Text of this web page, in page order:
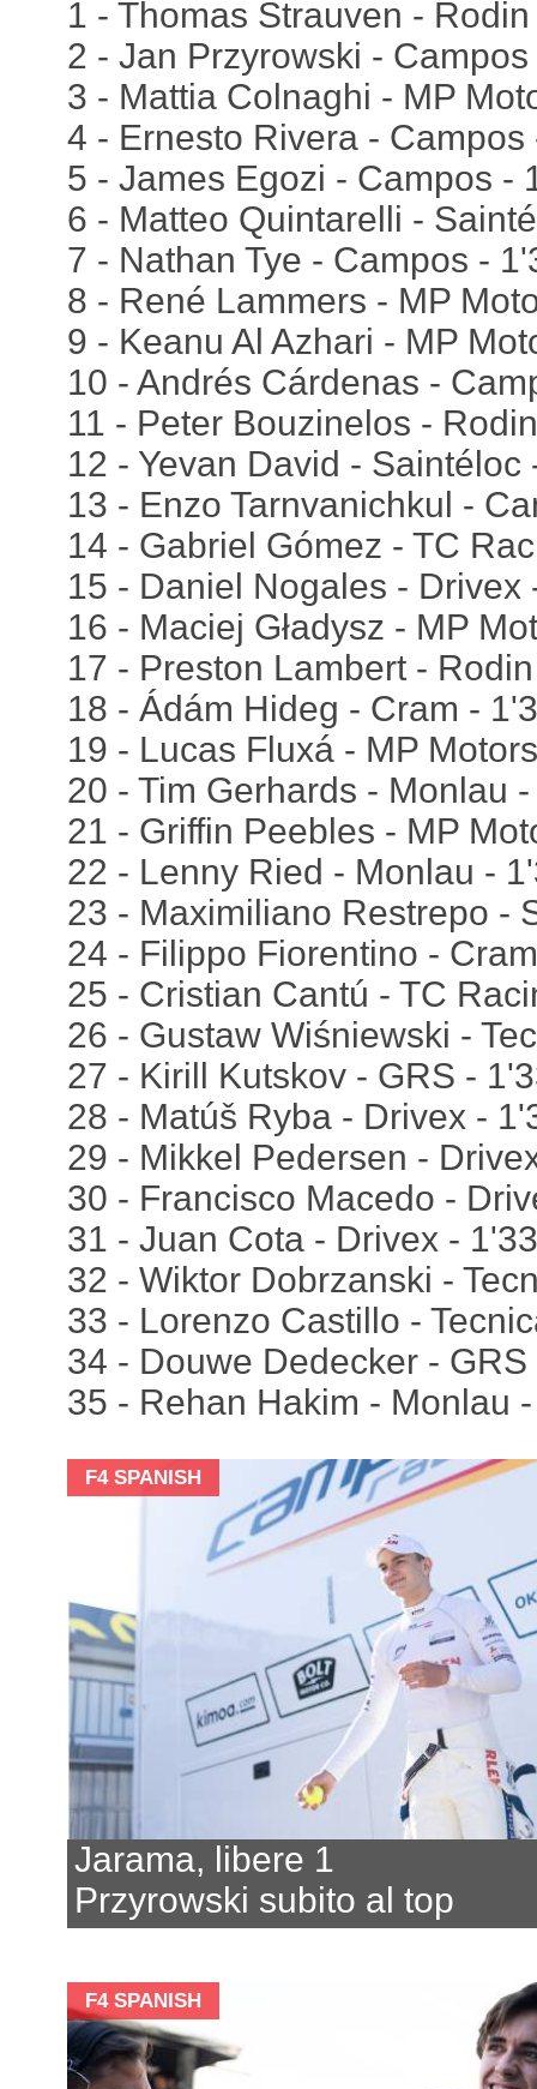
1 - Thomas Strauven -
2 - Jan Przyrowski -
3 - Mattia Colnaghi - MP
4 - Ernesto Rivera -
5 - James Egozi - Campos -
6 - Matteo Quintarelli -
7 - Nathan Tye - Campos -
8 - René Lammers - MP
9 - Keanu Al Azhari - MP
10 - Andrés Cárdenas -
11 - Peter Bouzinelos -
12 - Yevan David - Saintéloc
13 - Enzo Tarnvanichkul -
14 - Gabriel Gómez - TC
15 - Daniel Nogales - Drivex
16 - Maciej Gładysz - MP
17 - Preston Lambert -
18 - Ádám Hideg - Cram -
19 - Lucas Fluxá - MP
20 - Tim Gerhards - Monlau
21 - Griffin Peebles - MP
22 - Lenny Ried - Monlau -
23 - Maximiliano Restrepo -
24 - Filippo Fiorentino -
25 - Cristian Cantú - TC
26 - Gustaw Wiśniewski -
27 - Kirill Kutskov - GRS -
28 - Matúš Ryba - Drivex -
29 - Mikkel Pedersen -
30 - Francisco Macedo -
31 - Juan Cota - Drivex -
32 - Wiktor Dobrzanski -
33 - Lorenzo Castillo -
34 - Douwe Dedecker -
35 - Rehan Hakim - Monlau
F4 SPANISH
Jarama, libere 1
Przyrowski subito al top
F4 SPANISH